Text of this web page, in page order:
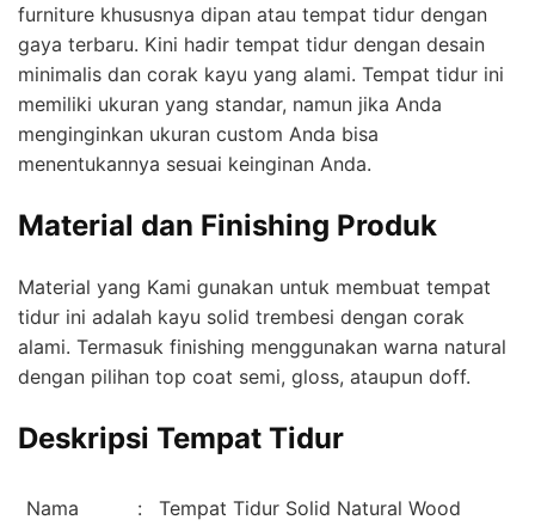
furniture khususnya dipan atau tempat tidur dengan
gaya terbaru. Kini hadir tempat tidur dengan desain
minimalis dan corak kayu yang alami. Tempat tidur ini
memiliki ukuran yang standar, namun jika Anda
menginginkan ukuran custom Anda bisa
menentukannya sesuai keinginan Anda.
Material dan Finishing Produk
Material yang Kami gunakan untuk membuat tempat
tidur ini adalah kayu solid trembesi dengan corak
alami. Termasuk finishing menggunakan warna natural
dengan pilihan top coat semi, gloss, ataupun doff.
Deskripsi Tempat Tidur
Nama :
Tempat Tidur Solid Natural Wood